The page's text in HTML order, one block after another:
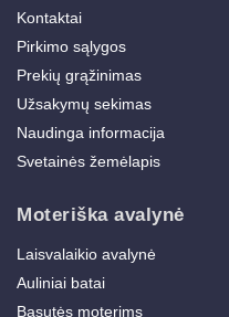
Kontaktai
Pirkimo sąlygos
Prekių grąžinimas
Užsakymų sekimas
Naudinga informacija
Svetainės žemėlapis
Moteriška avalynė
Laisvalaikio avalynė
Auliniai batai
Basutės moterims